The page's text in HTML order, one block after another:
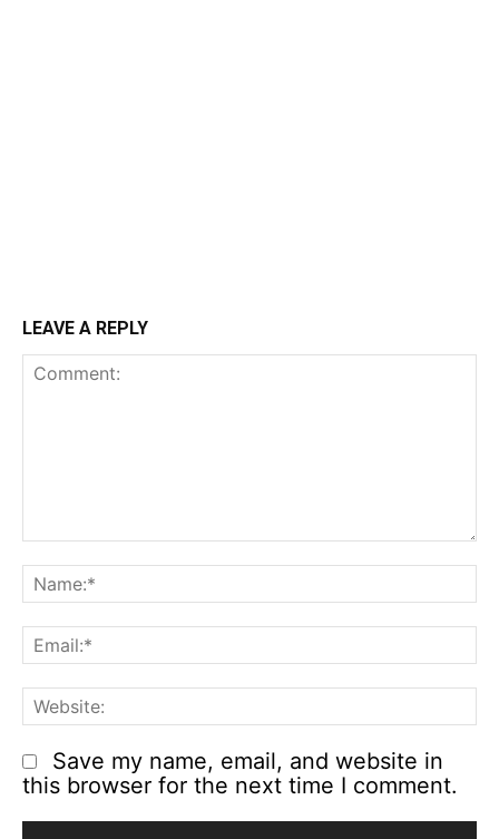
LEAVE A REPLY
Save my name, email, and website in
this browser for the next time I comment.